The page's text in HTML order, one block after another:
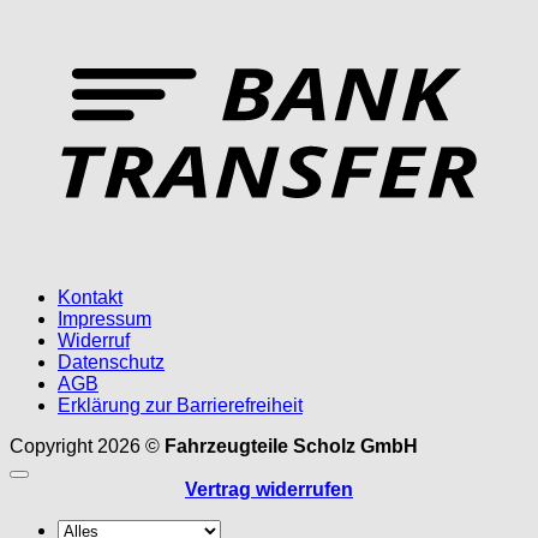
Kontakt
Impressum
Widerruf
Datenschutz
AGB
Erklärung zur Barrierefreiheit
Copyright 2026 © Fahrzeugteile Scholz GmbH
Vertrag widerrufen